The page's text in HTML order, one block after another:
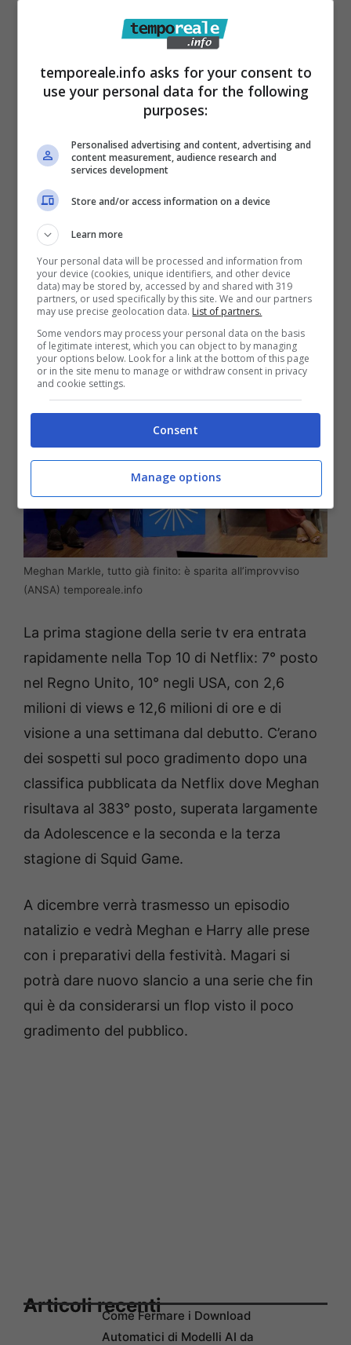
Meghan Markle e la sua
Per la precisione, With Love Meghan ha
debuttato lo scorso 26 agosto, ma il modo in
cui ha reagito il pubblico non è stato molto
positivo. La serie si è piazzata tra il 30° e il
40° posto della classifica interna degli ascolti
Messaggero. Risultati abbastanza deludenti
considerando la grande pubblicità e attività di
promozione mandata avanti a supporto del
progetto.
Meghan Markle, tutto già finito: è sparita all’improvviso
(ANSA) temporeale.info
La prima stagione della serie tv era entrata
rapidamente nella Top 10 di Netflix: 7° posto
nel Regno Unito, 10° negli USA, con 2,6
milioni di views e 12,6 milioni di ore e di
visione a una settimana dal debutto. C’erano
dei sospetti sul poco gradimento dopo una
classifica pubblicata da Netflix dove Meghan
risultava al 383° posto, superata largamente
da Adolescence e la seconda e la terza
stagione di Squid Game.
A dicembre verrà trasmesso un episodio
natalizio e vedrà Meghan e Harry alle prese
con i preparativi della festività. Magari si
potrà dare nuovo slancio a una serie che fin
qui è da considerarsi un flop visto il poco
gradimento del pubblico.
Articoli recentiCome Fermare i Download
Automatici di Modelli AI da
temporeale.info asks for your consent to
use your personal data for the following
purposes:
Personalised advertising and content, advertising and
content measurement, audience research and
services development
Store and/or access information on a device
Learn more
Your personal data will be processed and information from
your device (cookies, unique identifiers, and other device
data) may be stored by, accessed by and shared with 319
partners, or used specifically by this site. We and our partners
may use precise geolocation data. List of partners.
Some vendors may process your personal data on the basis
of legitimate interest, which you can object to by managing
your options below. Look for a link at the bottom of this page
or in the site menu to manage or withdraw consent in privacy
and cookie settings.
Consent
Manage options